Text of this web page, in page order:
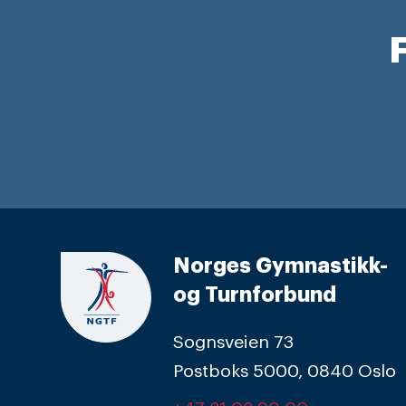
Norges Gymnastikk-
og Turnforbund
Sognsveien 73
Postboks 5000, 0840 Oslo